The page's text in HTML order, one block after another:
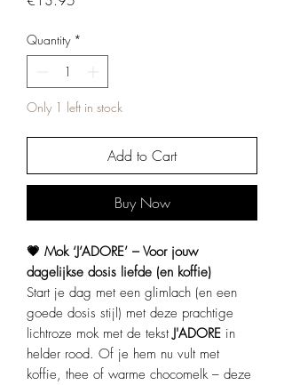
Quantity *
Only 1 left in stock
Add to Cart
Buy Now
💗 Mok ‘J’ADORE’ – Voor jouw
dagelijkse dosis liefde (en koffie)
Start je dag met een glimlach (en een
goede dosis stijl) met deze prachtige
lichtroze mok met de tekstJ'ADORE in
helder rood. Of je hem nu vult met
koffie, thee of warme chocomelk – deze